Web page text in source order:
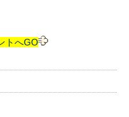
トへGO